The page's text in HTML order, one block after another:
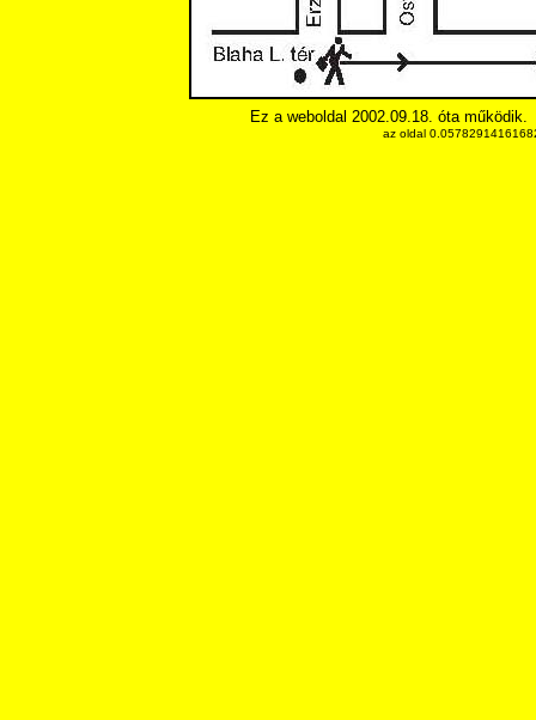
Ez a weboldal 2002.09.18. óta működik.
az oldal